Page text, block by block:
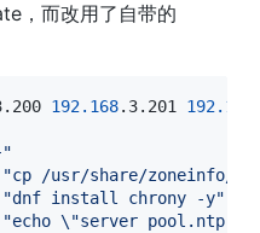
，而改用了自带的
192.168.3.201 192.168
"
"cp /usr/share/zoneinfo/
"dnf install chrony -y"
"echo \"server